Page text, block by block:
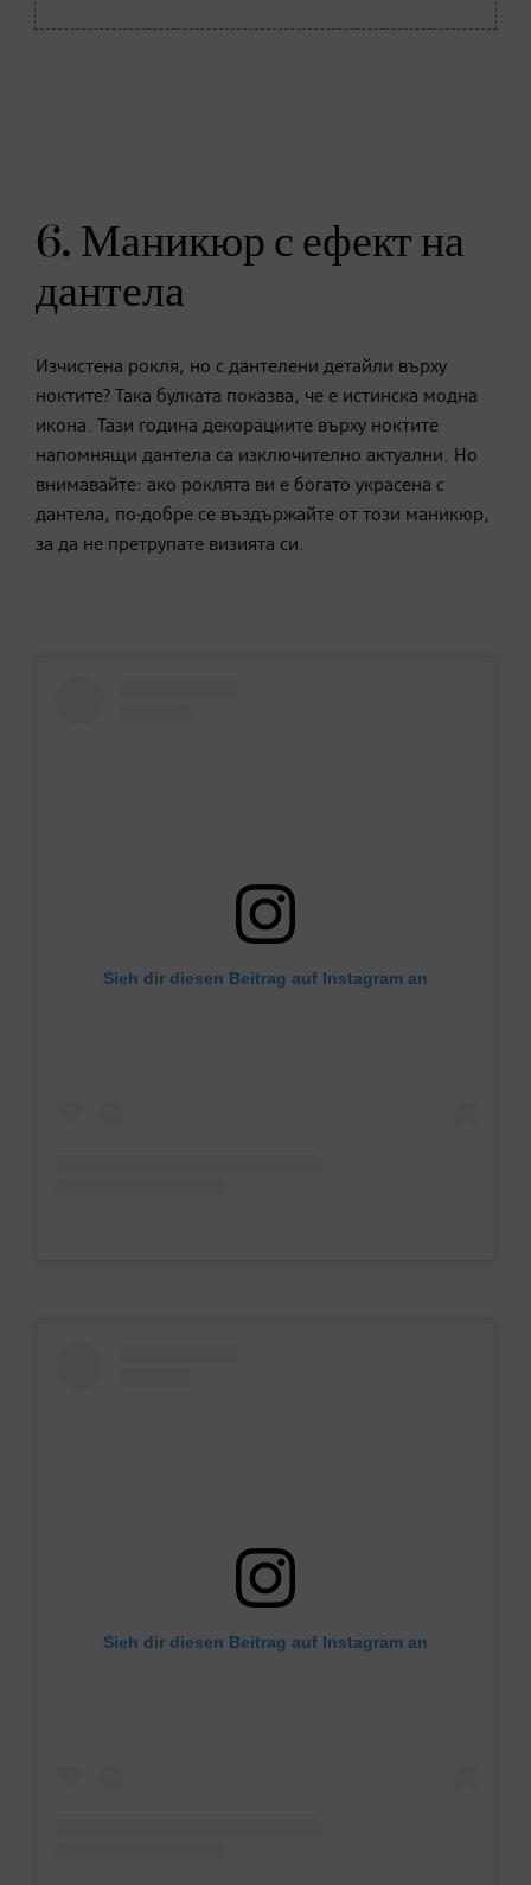
6. Маникюр с ефект на
дантела
Изчистена рокля, но с дантелени детайли върху
ноктите? Така булката показва, че е истинска модна
икона. Тази година декорациите върху ноктите
напомнящи дантела са изключително актуални. Но
внимавайте: ако роклята ви е богато украсена с
дантела, по-добре се въздържайте от този маникюр,
за да не претрупате визията си.
Sieh dir diesen Beitrag auf Instagram an
Sieh dir diesen Beitrag auf Instagram an